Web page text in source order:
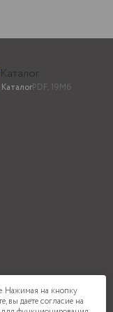
КаталогPDF, 19Мб
могут
Нажимая на кнопку
вы даете согласие на